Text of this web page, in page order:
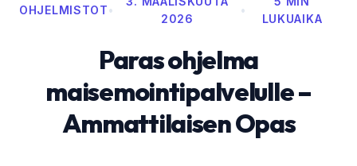
OHJELMISTOT•
2026
•
LUKUAIKA
Paras ohjelma
maisemointipalvelulle –
Ammattilaisen Opas